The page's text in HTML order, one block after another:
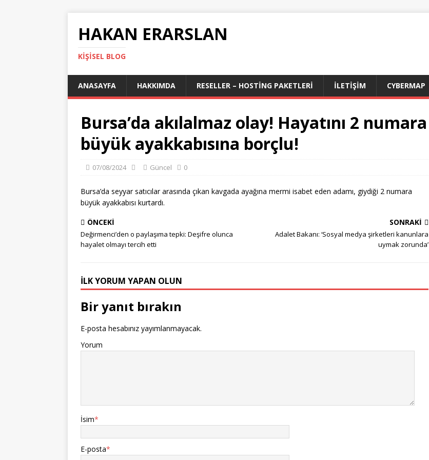
HAKAN ERARSLAN
KIŞISEL BLOG
ANASAYFA HAKKIMDA RESELLER – HOSTING PAKETLERI İLETIŞIM CYBERMAP
Bursa’da akılalmaz olay! Hayatını 2 numara
büyük ayakkabısına borçlu!
07/08/2024 Güncel 0
Bursa’da seyyar satıcılar arasında çıkan kavgada ayağına mermi isabet eden adamı, giydiği 2 numara
büyük ayakkabısı kurtardı.
ÖNCEKI
Değirmenci’den o paylaşıma tepki: Deşifre olunca
hayalet olmayı tercih etti
SONRAKI
Adalet Bakanı: ‘Sosyal medya şirketleri kanunlara
uymak zorunda’
İLK YORUM YAPAN OLUN
Bir yanıt bırakın
E-posta hesabınız yayımlanmayacak.
Yorum
İsim*
E-posta*